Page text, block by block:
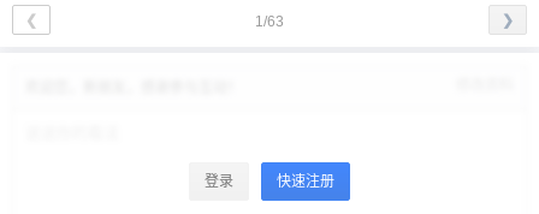
1/63
❮ ❯
登录 快速注册